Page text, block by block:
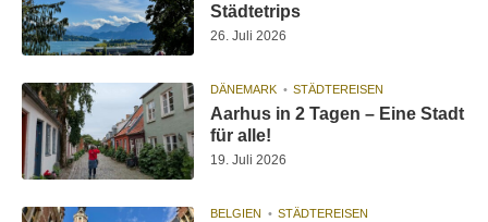
Städtetrips
26. Juli 2026
DÄNEMARK STÄDTEREISEN
Aarhus in 2 Tagen – Eine Stadt
für alle!
19. Juli 2026
BELGIEN STÄDTEREISEN